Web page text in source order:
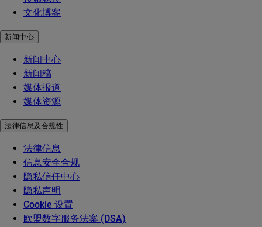
文化博客
新闻中心
新闻中心
新闻稿
媒体报道
媒体资源
法律信息及合规性
法律信息
信息安全合规
隐私信任中心
隐私声明
Cookie 设置
欧盟数字服务法案 (DSA)